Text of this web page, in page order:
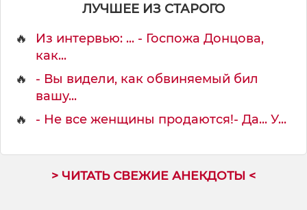
ЛУЧШЕЕ ИЗ СТАРОГО
🔥
Из интервью: ... - Госпожа Донцова,
как...
🔥
- Вы видели, как обвиняемый бил
вашу...
🔥
- Не все женщины продаются!- Да... У...
> ЧИТАТЬ СВЕЖИЕ АНЕКДОТЫ <